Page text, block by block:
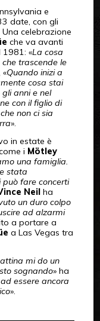
e
date, con gli
celebrazione
che va avanti
«La cosa
trascende le
«Quando inizi a
cosa stai
anni e nel
con il figlio di
non ci sia
».
in estate è
i Mötley
una famiglia.
stata
fare concerti
Neilha
un duro colpo
ad alzarmi
a portare a
a Las Vegas tra
mi do un
sognando» ha
essere ancora
».